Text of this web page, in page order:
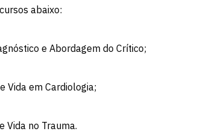
abaixo:
e Abordagem do Crítico;
Vida em Cardiologia;
Vida no Trauma.